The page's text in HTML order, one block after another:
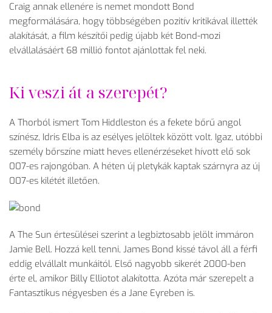
Craig annak ellenére is nemet mondott Bond
megformálására, hogy többségében pozitív kritikával illették
alakítását, a film készítői pedig újabb két Bond-mozi
elvállalásáért 68 millió fontot ajánlottak fel neki.
Ki veszi át a szerepét?
A Thorból ismert Tom Hiddleston és a fekete bőrű angol
színész, Idris Elba is az esélyes jelöltek között volt. Igaz, utóbbi
személy bőrszíne miatt heves ellenérzéseket hívott elő sok
007-es rajongóban. A héten új pletykák kaptak szárnyra az új
007-es kilétét illetően.
A The Sun értesülései szerint a legbiztosabb jelölt immáron
Jamie Bell. Hozzá kell tenni, James Bond kissé távol áll a férfi
eddig elvállalt munkáitól. Első nagyobb sikerét 2000-ben
érte el, amikor Billy Elliotot alakította. Azóta már szerepelt a
Fantasztikus négyesben és a Jane Eyreben is.